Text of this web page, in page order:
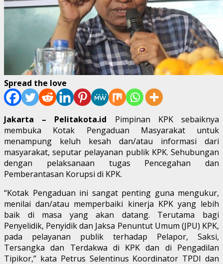
Spread the love
Jakarta – Pelitakota.id Pimpinan KPK sebaiknya
membuka Kotak Pengaduan Masyarakat untuk
menampung keluh kesah dan/atau informasi dari
masyarakat, seputar pelayanan publik KPK. Sehubungan
dengan pelaksanaan tugas Pencegahan dan
Pemberantasan Korupsi di KPK.
“Kotak Pengaduan ini sangat penting guna mengukur,
menilai dan/atau memperbaiki kinerja KPK yang lebih
baik di masa yang akan datang. Terutama bagi
Penyelidik, Penyidik dan Jaksa Penuntut Umum (JPU) KPK,
pada pelayanan publik terhadap Pelapor, Saksi,
Tersangka dan Terdakwa di KPK dan di Pengadilan
Tipikor,” kata Petrus Selentinus Koordinator TPDI dan